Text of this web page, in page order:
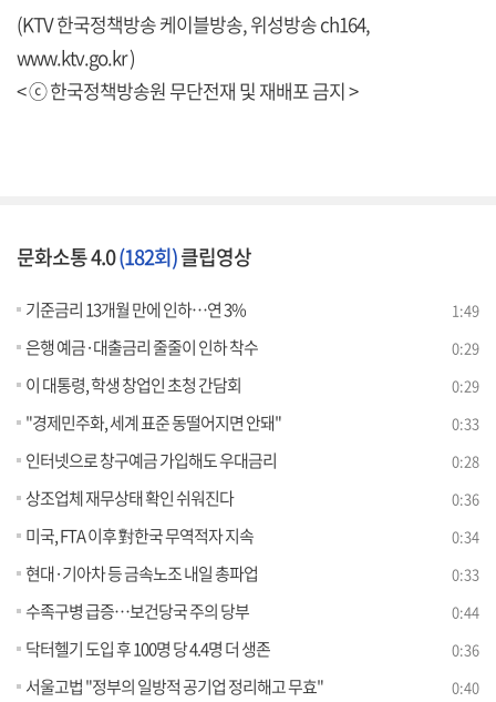
(KTV 한국정책방송 케이블방송, 위성방송 ch164,
www.ktv.go.kr )
< ⓒ 한국정책방송원 무단전재 및 재배포 금지 >
문화소통 4.0(182회)클립영상
기준금리 13개월 만에 인하…연 3% 1:49
은행 예금·대출금리 줄줄이 인하 착수 0:29
이 대통령, 학생 창업인 초청 간담회 0:29
"경제민주화, 세계 표준 동떨어지면 안돼" 0:33
인터넷으로 창구예금 가입해도 우대금리 0:28
상조업체 재무상태 확인 쉬워진다 0:36
미국, FTA 이후 對한국 무역적자 지속 0:34
현대·기아차 등 금속노조 내일 총파업 0:33
수족구병 급증…보건당국 주의 당부 0:44
닥터헬기 도입 후 100명 당 4.4명 더 생존 0:36
서울고법 "정부의 일방적 공기업 정리해고 무효" 0:40